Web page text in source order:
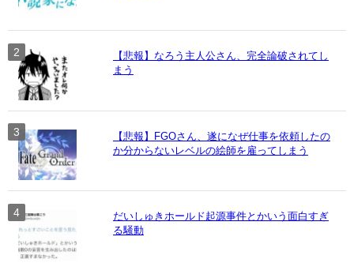
【悲報】なろう主人公さん、完全論破されてし
まう
【悲報】FGOさん、遂になぜ仕事を依頼したの
か分からないレベルの絵師を雇ってしまう
だいしゅきホールド起源事件とかいう面白すぎ
る騒動